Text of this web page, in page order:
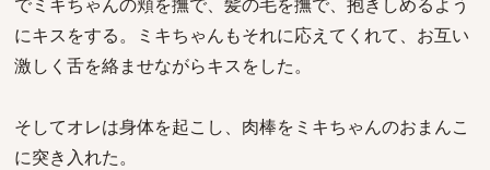
にキスをする。ミキちゃんもそれに応えてくれて、お互い
激しく舌を絡ませながらキスをした。
そしてオレは身体を起こし、肉棒をミキちゃんのおまんこ
に突き入れた。